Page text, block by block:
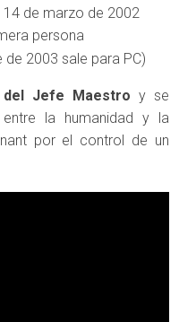
de marzo de 2002
persona
2003 sale para PC)
Jefe Maestro y se
la humanidad y la
por el control de un